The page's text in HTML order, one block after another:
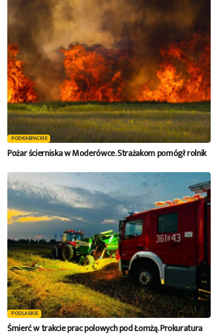
PODKARPACKIE
Pożar ścierniska w Moderówce. Strażakom pomógł rolnik
PODLASKIE
Śmierć w trakcie prac polowych pod Łomżą. Prokuratura